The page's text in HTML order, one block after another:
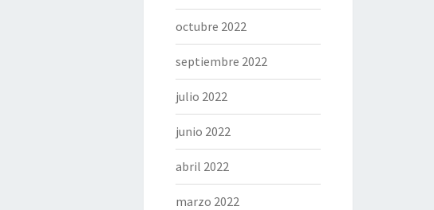
octubre 2022
septiembre 2022
julio 2022
junio 2022
abril 2022
marzo 2022